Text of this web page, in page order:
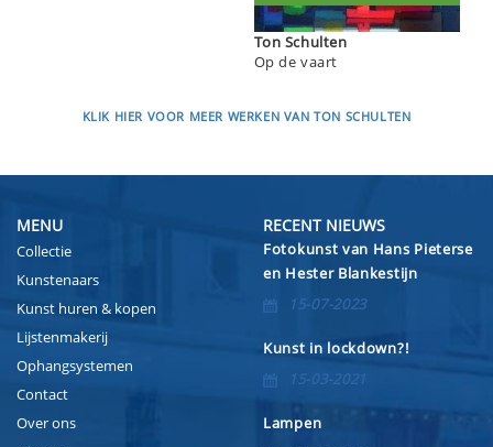
Ton Schulten
Op de vaart
KLIK HIER VOOR MEER WERKEN VAN TON SCHULTEN
MENU
Collectie
Kunstenaars
Kunst huren & kopen
Lijstenmakerij
Ophangsystemen
Contact
Over ons
RECENT NIEUWS
Fotokunst van Hans Pieterse
en Hester Blankestijn
15-07-2023
Kunst in lockdown?!
15-03-2021
Lampen